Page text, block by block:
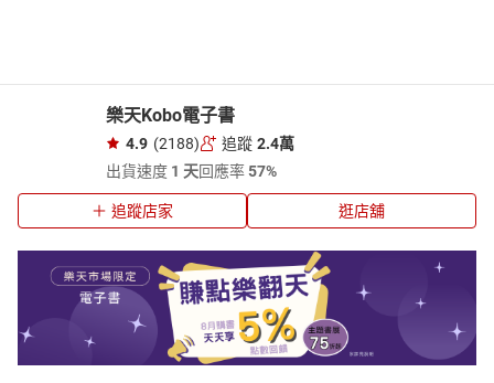
樂天Kobo電子書
4.9 (2188) 追蹤 2.4萬
出貨速度 1 天回應率57%
追蹤店家 逛店舖